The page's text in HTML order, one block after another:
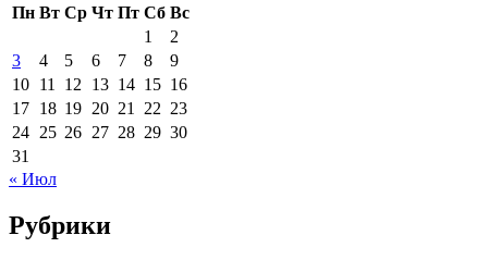
Пн Вт Ср Чт Пт Сб Вс
1
2
3
4 5 6 7 8
9
10 11 12 13 14 15 16
17 18 19 20 21 22 23
24 25 26 27 28 29 30
31
« Июл
Рубрики